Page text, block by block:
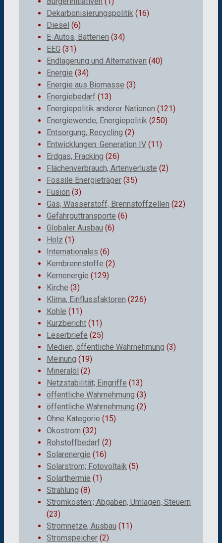
Dekarbonisierungspolitik (16)
Diesel (6)
E-Autos, Batterien (34)
EEG (31)
Endlagerung und Alternativen (40)
Energie (34)
Energie aus Biomasse (3)
Energiebedarf (13)
Energiepolitik anderer Nationen (121)
Energiewende; Energiepolitik (250)
Entsorgung, Recycling (2)
Entwicklungen: Generation IV (11)
Erdgas, Fracking (26)
Flächenverbrauch, Artenverluste (2)
Fossile Energieträger (35)
Fusion (3)
Gas, Wasserstoff, Brennstoffzellen (22)
Gefahrguttransporte (6)
Globaler Ausbau (6)
Holz (1)
Internationales (6)
Kernbrennstoffe (2)
Kernenergie (129)
Kirche (3)
Klima, Einflussfaktoren (226)
Kohle (11)
Kurzbericht (11)
Leserbriefe (25)
Medien, öffentliche Wahrnehmung (3)
Meinung (19)
Mineralöl (2)
Netzstabilität; Eingriffe (13)
öffentliche Wahrnehmung (3)
öffentliche Wahrnehmung (2)
Ohne Kategorie (15)
Ökostrom (32)
Rohstoffbedarf (2)
Solarenergie (16)
Solarstrom; Fotovoltaik (5)
Solarthermie (1)
Strahlung (8)
Stromkosten:; Abgaben, Umlagen, Steuern
(23)
Stromnetze, Ausbau (11)
Stromspeicher (2)